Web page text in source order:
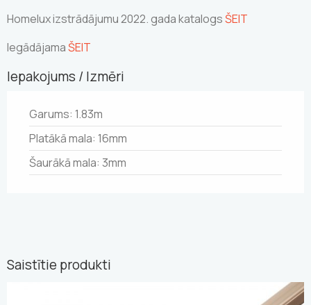
Homelux izstrādājumu 2022. gada katalogsŠEIT
IegādājamaŠEIT
Iepakojums / Izmēri
Garums: 1.83m
Platākā mala: 16mm
Šaurākā mala: 3mm
Saistītie produkti